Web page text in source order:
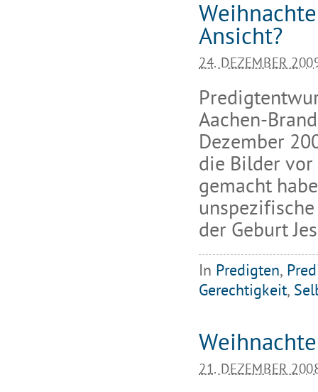
Ansicht?
24. DEZEMBER
Aachen-
Dezember
die Bilder vor
gemacht
der Geburt
In Predigten,
Gerechtigkeit,
21. DEZEMBER